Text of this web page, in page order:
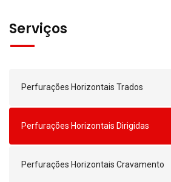
Serviços
Perfurações Horizontais Trados
Perfurações Horizontais Dirigidas
Perfurações Horizontais Cravamento